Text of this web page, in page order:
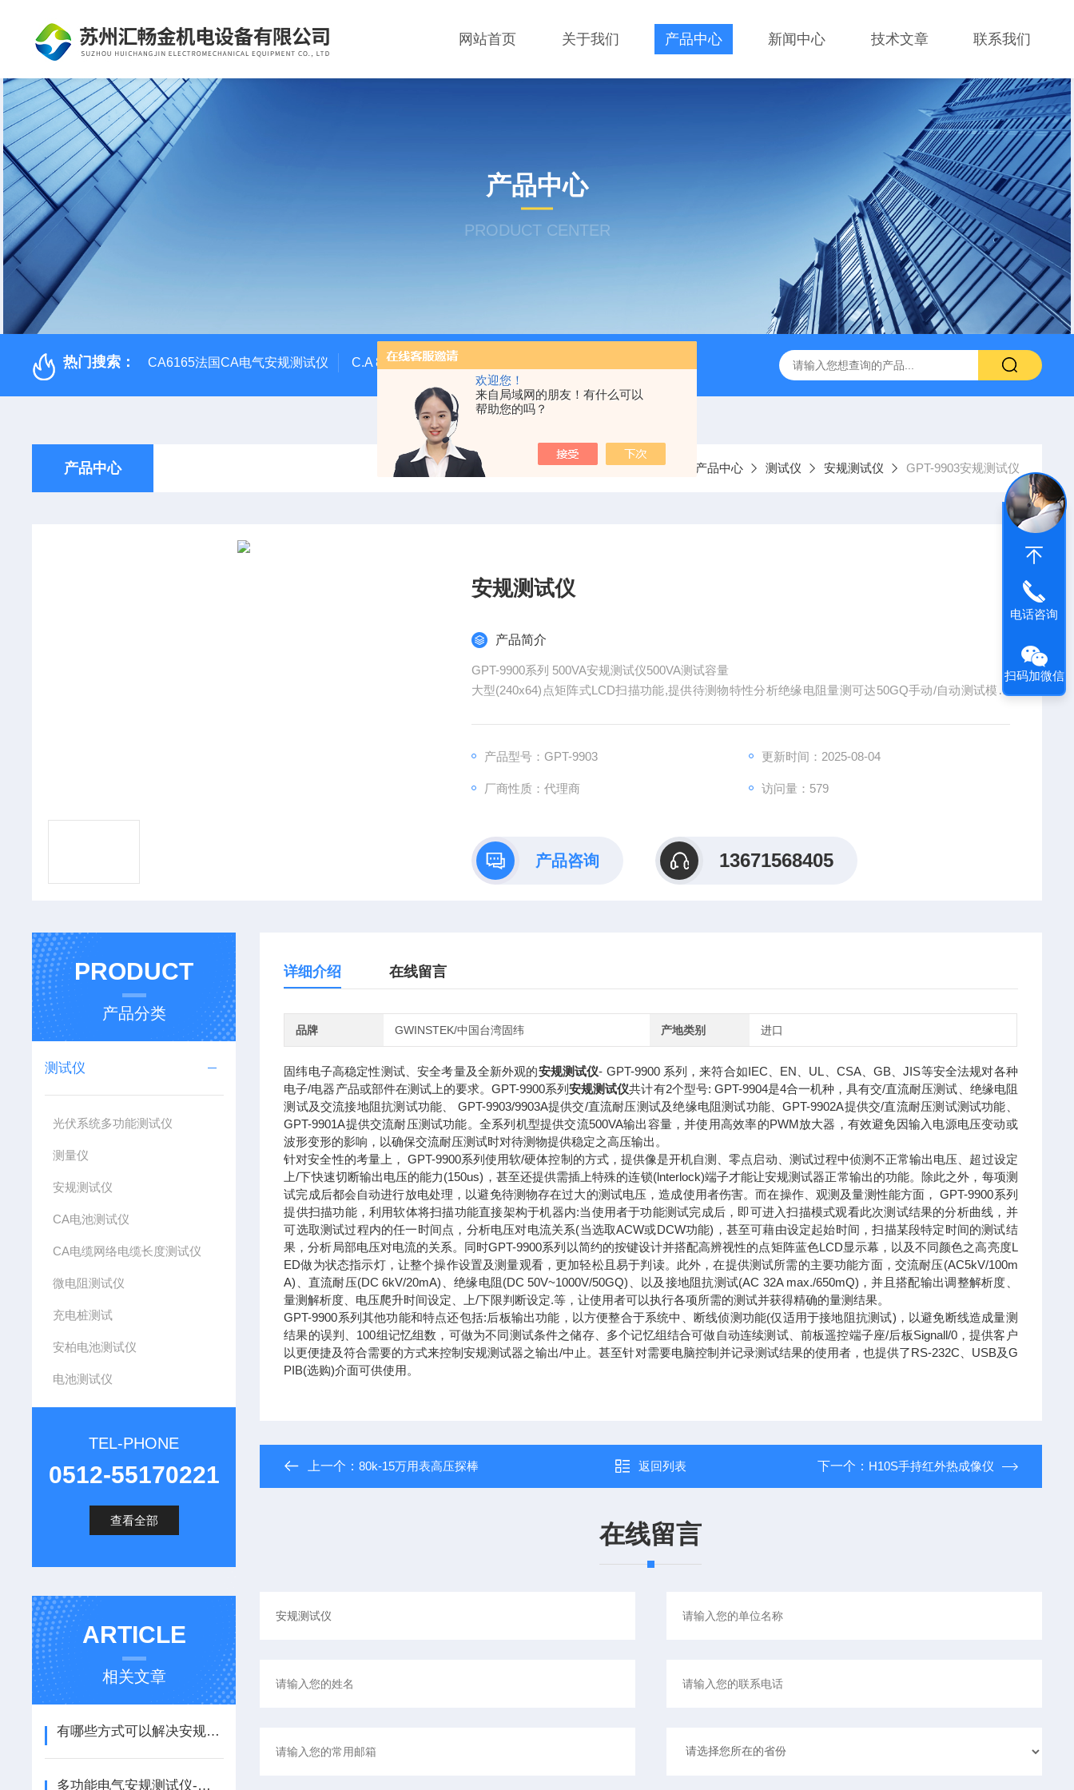
欢迎您！
来自局域网的朋友！有什么可以
帮助您的吗？
网站首页 关于我们 产品中心 新闻中心 技术文章 联系我们
产品中心
PRODUCT CENTER
热门搜索： CA6165法国CA电气安规测试仪 C.A 8336CA三相电能质量分析仪 C.A6292法国CA大电流微欧计 E27法国CA交直流电流钳
产品中心 当前位置：首页 产品中心 测试仪 安规测试仪 GPT-9903安规测试仪
安规测试仪
产品简介
GPT-9900系列 500VA安规测试仪500VA测试容量
大型(240x64)点矩阵式LCD扫描功能,提供待测物特性分析绝缘电阻量测可达50GQ手动/自动测试模式
输出电压上升时间控制
产品型号：GPT-9903 更新时间：2025-08-04
厂商性质：代理商 访问量：579
产品咨询 13671568405
PRODUCT
产品分类
测试仪
光伏系统多功能测试仪
测量仪
安规测试仪
CA电池测试仪
CA电缆网络电缆长度测试仪
微电阻测试仪
充电桩测试
安柏电池测试仪
电池测试仪
TEL-PHONE
0512-55170221
查看全部
ARTICLE
相关文章
有哪些方式可以解决安规测试仪的故障
多功能电气安规测试仪-选购指南
详细介绍 在线留言
品牌 GWINSTEK/中国台湾固纬 产地类别 进口
固纬电子高稳定性测试、安全考量及全新外观的安规测试仪- GPT-9900 系列，来符合如IEC、EN、UL、CSA、GB、JIS等安全法规对各种
电子/电器产品或部件在测试上的要求。GPT-9900系列安规测试仪共计有2个型号: GPT-9904是4合一机种，具有交/直流耐压测试、绝缘电阻
测试及交流接地阻抗测试功能、 GPT-9903/9903A提供交/直流耐压测试及绝缘电阻测试功能、GPT-9902A提供交/直流耐压测试测试功能、
GPT-9901A提供交流耐压测试功能。全系列机型提供交流500VA输出容量，并使用高效率的PWM放大器，有效避免因输入电源电压变动或
波形变形的影响，以确保交流耐压测试时对待测物提供稳定之高压输出。
针对安全性的考量上， GPT-9900系列使用软/硬体控制的方式，提供像是开机自测、零点启动、测试过程中侦测不正常输出电压、超过设定
上/下快速切断输出电压的能力(150us)，甚至还提供需插上特殊的连锁(lnterlock)端子才能让安规测试器正常输出的功能。除此之外，每项测
试完成后都会自动进行放电处理，以避免待测物存在过大的测试电压，造成使用者伤害。而在操作、观测及量测性能方面， GPT-9900系列
提供扫描功能，利用软体将扫描功能直接架构于机器内:当使用者于功能测试完成后，即可进入扫描模式观看此次测试结果的分析曲线，并
可选取测试过程内的任一时间点，分析电压对电流关系(当选取ACW或DCW功能)，甚至可藉由设定起始时间，扫描某段特定时间的测试结
果，分析局部电压对电流的关系。同时GPT-9900系列以简约的按键设计并搭配高辨视性的点矩阵蓝色LCD显示幕，以及不同颜色之高亮度L
ED做为状态指示灯，让整个操作设置及测量观看，更加轻松且易于判读。此外，在提供测试所需的主要功能方面，交流耐压(AC5kV/100m
A)、直流耐压(DC 6kV/20mA)、绝缘电阻(DC 50V~1000V/50GQ)、以及接地阻抗测试(AC 32A max./650mQ)，并且搭配输出调整解析度、
量测解析度、电压爬升时间设定、上/下限判断设定.等，让使用者可以执行各项所需的测试并获得精确的量测结果。
GPT-9900系列其他功能和特点还包括:后板输出功能，以方便整合于系统中、断线侦测功能(仅适用于接地阻抗测试)，以避免断线造成量测
结果的误判、100组记忆组数，可做为不同测试条件之储存、多个记忆组结合可做自动连续测试、前板遥控端子座/后板Signall/0，提供客户
以更便捷及符合需要的方式来控制安规测试器之输出/中止。甚至针对需要电脑控制并记录测试结果的使用者，也提供了RS-232C、USB及G
PIB(选购)介面可供使用。
上一个：80k-15万用表高压探棒 返回列表 下一个： H10S手持红外热成像仪
在线留言
电话咨询
扫码加微信